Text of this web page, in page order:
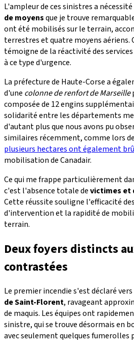
L'ampleur de ces sinistres a nécessité
de moyensque je trouve
ont été mobilisés sur le terrain,
terrestres et quatre moyens
témoigne de la réactivité des
à ce type d'urgence.
La préfecture de Haute-Corse a
d'une colonne de renfort de Marseille
composée de 12 engins
solidarité entre les départements
d'autant plus que nous avons pu
similaires récemment, comme lors de
plusieurs hectares ont également
mobilisation de Canadair.
Ce qui me frappe particulièrement
c'est l'absence totale devictimes et
Cette réussite souligne l'efficacité
d'intervention et la rapidité de
terrain.
Deux foyers distincts
contrastées
Le premier incendie s'est déclaré vers
de Saint-Florent, ravageant
de maquis. Les équipes ont
sinistre, qui se trouve désormais en
avec seulement quelques fumerolles